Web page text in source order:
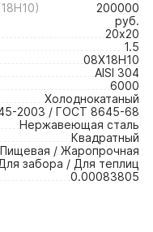
200000
руб.
20х20
1.5
08Х18Н10
AISI 304
6000
Холоднокатаный
2003 / ГОСТ 8645-68
Нержавеющая сталь
Квадратный
Пищевая / Жаропрочная
забора / Для теплиц
0.00083805